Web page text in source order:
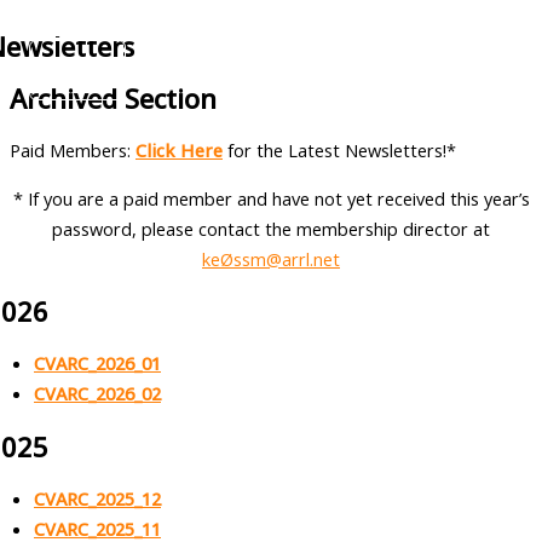
to
content
Archived Section
Paid Members: Click Here for the Latest Newsletters!*
* If you are a paid member and have not yet received this year’s
password, please contact the membership director at
keØssm@arrl.net
CVARC_2026_01
CVARC_2026_02
CVARC_2025_12
CVARC_2025_11